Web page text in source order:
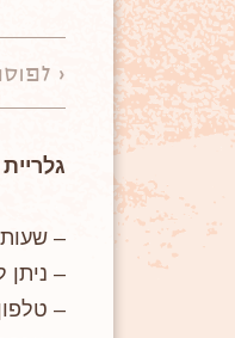
<
–
–
– טלפון: 054-